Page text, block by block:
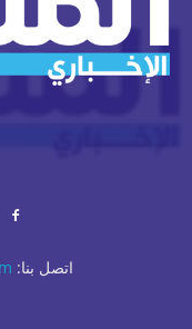
اتصل بنا: